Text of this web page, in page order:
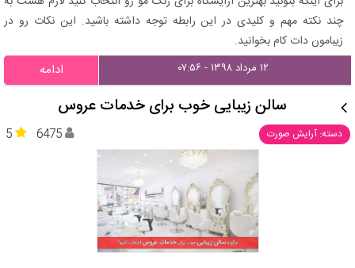
چند نکته مهم و کلیدی در این رابطه توجه داشته باشید. این نکات رو در
زیبامون دات کام بخوانید.
۱۲ مرداد ۱۳۹۸ - ۰۷:۵۶ ادامه
سالن زیبایی خوب برای خدمات عروس
دسته: آرایش صورت 5 6475